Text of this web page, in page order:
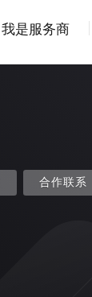
我是服务商
合作联系